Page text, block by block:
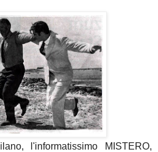
l'informatissimo MISTERO,